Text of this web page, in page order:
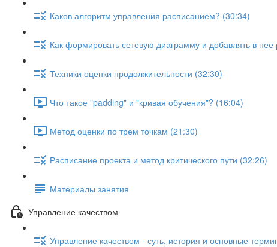
Каков алгоритм управления расписанием? (30:34)
Как формировать сетевую диаграмму и добавлять в
Техники оценки продолжительности (32:30)
Что такое "padding" и "кривая обучения"? (16:04)
Метод оценки по трем точкам (21:30)
Расписание проекта и метод критического пути (32:26)
Материалы занятия
Управление качеством
Управление качеством - суть, история и основные